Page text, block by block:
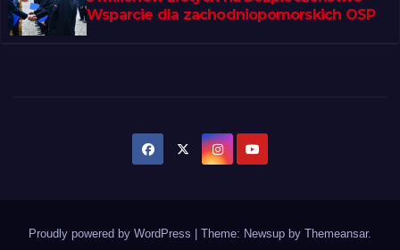
Wsparcie dla zachodniopomorskich OSP
Proudly powered by WordPress | Theme: Newsup by Themeansar.